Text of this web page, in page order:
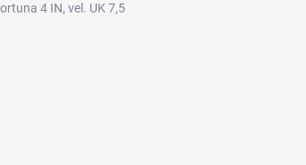
4 IN, vel. UK 7,5